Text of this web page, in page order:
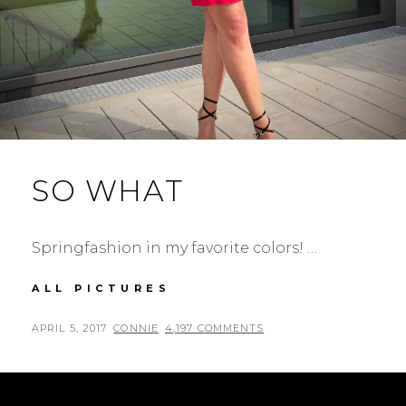
SO WHAT
Springfashion in my favorite colors! …
ALL PICTURES
POSTED
APRIL 5, 2017 BY
CONNIE 4,197 COMMENTS